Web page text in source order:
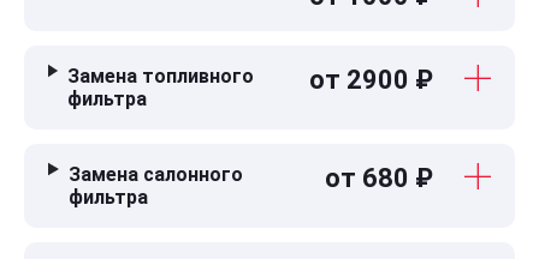
Замена топливного
фильтра
от 2900 ₽
Замена салонного
фильтра
от 680 ₽